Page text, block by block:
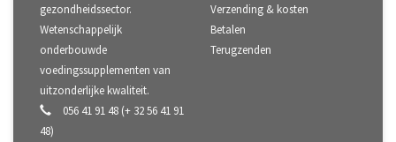
gezondheidssector.
Wetenschappelijk
onderbouwde
voedingssupplementen van
uitzonderlijke kwaliteit.
056 41 91 48 (+ 32 56 41 91
48)
Verzending & kosten
Betalen
Terugzenden